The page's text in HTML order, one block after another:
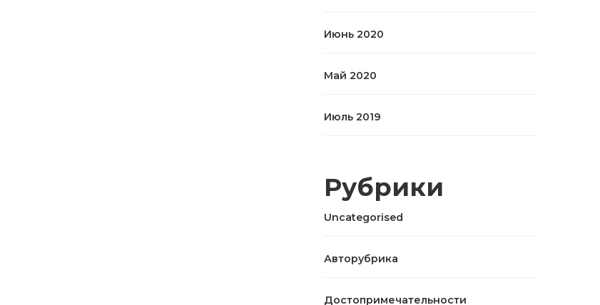
Июнь 2020
Май 2020
Июль 2019
Рубрики
Uncategorised
Авторубрика
Достопримечательности